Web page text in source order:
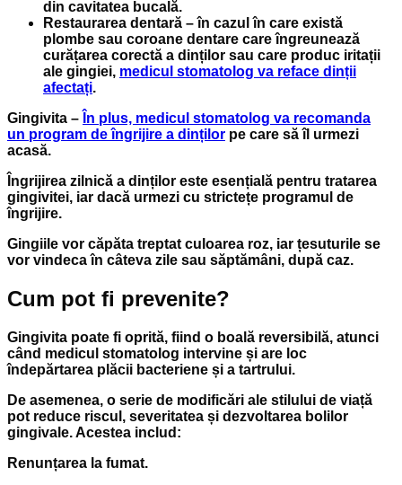
din cavitatea bucală.
Restaurarea dentară – în cazul în care există
plombe sau coroane dentare care îngreunează
curățarea corectă a dinților sau care produc iritații
ale gingiei, medicul stomatolog va reface dinții
afectați.
Gingivita – În plus, medicul stomatolog va recomanda
un program de îngrijire a dinților pe care să îl urmezi
acasă.
Îngrijirea zilnică a dinților este esențială pentru tratarea
gingivitei, iar dacă urmezi cu strictețe programul de
îngrijire.
Gingiile vor căpăta treptat culoarea roz, iar țesuturile se
vor vindeca în câteva zile sau săptămâni, după caz.
Cum pot fi prevenite?
Gingivita poate fi oprită, fiind o boală reversibilă, atunci
când medicul stomatolog intervine și are loc
îndepărtarea plăcii bacteriene și a tartrului.
De asemenea, o serie de modificări ale stilului de viață
pot reduce riscul, severitatea și dezvoltarea bolilor
gingivale. Acestea includ:
Renunțarea la fumat.